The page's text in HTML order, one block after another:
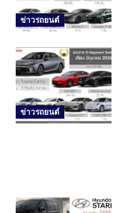
ข่าวรถยนต์
ข่าวรถยนต์